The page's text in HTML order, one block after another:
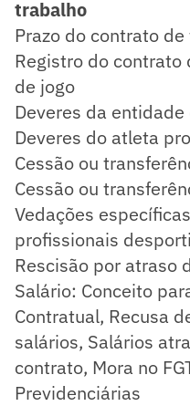
trabalho
Prazo do contrato
Registro do contrato
de jogo
Deveres da
Deveres do atleta
Cessão ou
Cessão ou
Vedações
profissionais
Rescisão por atraso
Salário: Conceito
Contratual, Recusa
salários, Salários
contrato, Mora no
Previdenciárias